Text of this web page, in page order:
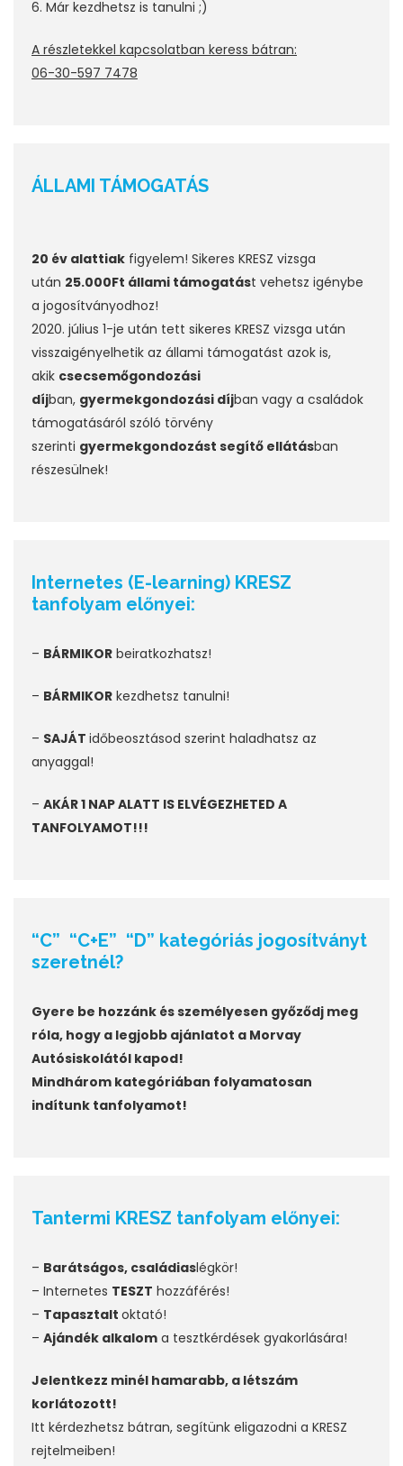
6. Már kezdhetsz is tanulni ;)
A részletekkel kapcsolatban keress bátran:
06-30-597 7478
ÁLLAMI TÁMOGATÁS
20 év alattiak figyelem! Sikeres KRESZ vizsga
után 25.000Ft állami támogatást vehetsz igénybe
a jogosítványodhoz!
2020. július 1-je után tett sikeres KRESZ vizsga után
visszaigényelhetik az állami támogatást azok is,
akik csecsemőgondozási
díjban, gyermekgondozási díjban vagy a családok
támogatásáról szóló törvény
szerinti gyermekgondozást segítő ellátásban
részesülnek!
Internetes (E-learning) KRESZ
tanfolyam előnyei:
– BÁRMIKOR beiratkozhatsz!
– BÁRMIKOR kezdhetsz tanulni!
– SAJÁT időbeosztásod szerint haladhatsz az
anyaggal!
– AKÁR 1 NAP ALATT IS ELVÉGEZHETED A
TANFOLYAMOT!!!
“C” “C+E” “D” kategóriás jogosítványt
szeretnél?
Gyere be hozzánk és személyesen győződj meg
róla, hogy a legjobb ajánlatot a Morvay
Autósiskolától kapod!
Mindhárom kategóriában folyamatosan
indítunk tanfolyamot!
Tantermi KRESZ tanfolyam előnyei:
– Barátságos, családiaslégkör!
– Internetes TESZT hozzáférés!
– Tapasztalt oktató!
– Ajándék alkalom a tesztkérdések gyakorlására!
Jelentkezz minél hamarabb, a létszám
korlátozott!
Itt kérdezhetsz bátran, segítünk eligazodni a KRESZ
rejtelmeiben!